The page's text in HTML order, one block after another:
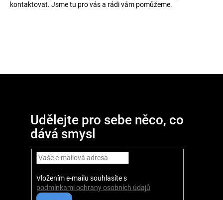
kontaktovat. Jsme tu pro vás a rádi vám pomůžeme.
Udělejte pro sebe něco, co
dává smysl
Vložením e-mailu souhlasíte s
podmínkami ochrany osobních údajů